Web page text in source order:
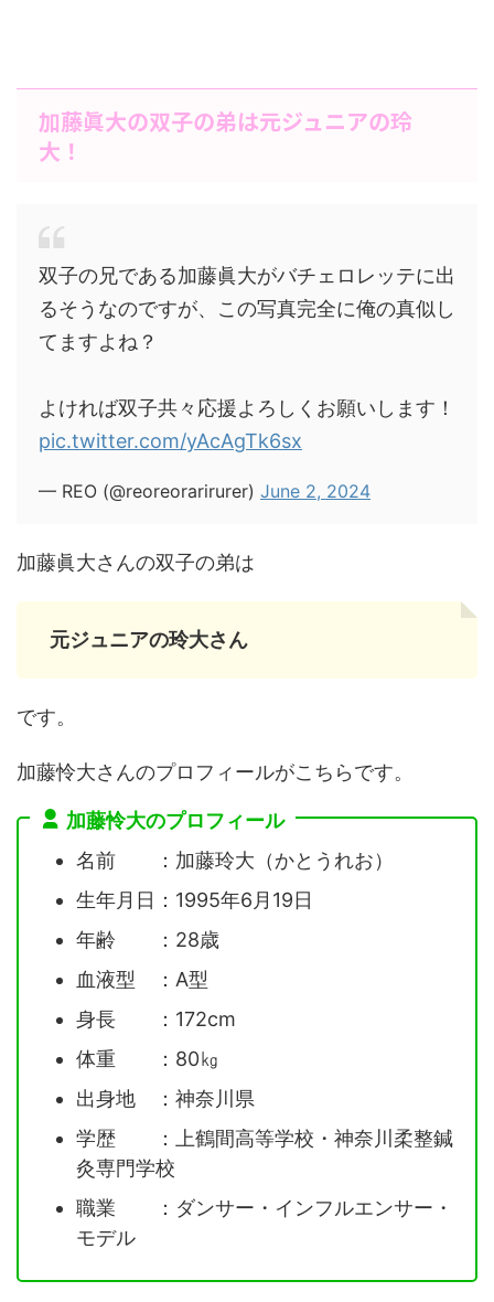
加藤眞大の双子の弟は元ジュニアの玲
大！
双子の兄である加藤眞大がバチェロレッテに出
るそうなのですが、この写真完全に俺の真似し
てますよね？
よければ双子共々応援よろしくお願いします！
pic.twitter.com/yAcAgTk6sx
— REO (@reoreorarirurer) June 2, 2024
加藤眞大さんの双子の弟は
元ジュニアの玲大さん
です。
加藤怜大さんのプロフィールがこちらです。
加藤怜大のプロフィール
名前 ：加藤玲大（かとうれお）
生年月日：1995年6月19日
年齢 ：28歳
血液型 ：A型
身長 ：172cm
体重 ：80㎏
出身地 ：神奈川県
学歴 ：上鶴間高等学校・神奈川柔整鍼
灸専門学校
職業 ：ダンサー・インフルエンサー・
モデル